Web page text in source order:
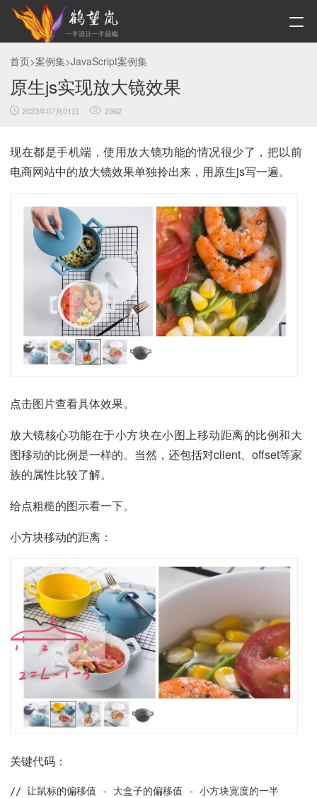
首页>案例集>JavaScript案例集
原生js实现放大镜效果
2023年07月01日 2362
现在都是手机端，使用放大镜功能的情况很少了，把以前
电商网站中的放大镜效果单独拎出来，用原生js写一遍。
点击图片查看具体效果。
放大镜核心功能在于小方块在小图上移动距离的比例和大
图移动的比例是一样的。当然，还包括对client、offset等家
族的属性比较了解。
给点粗糙的图示看一下。
小方块移动的距离：
关键代码：
// 让鼠标的偏移值 - 大盒子的偏移值 - 小方块宽度的一半